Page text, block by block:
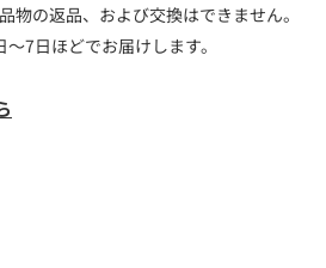
の返品、および交換はできません。
7日ほどでお届けします。